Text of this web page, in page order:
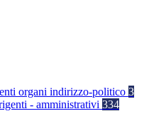
organi indirizzo-politico 3
- amministrativi 334